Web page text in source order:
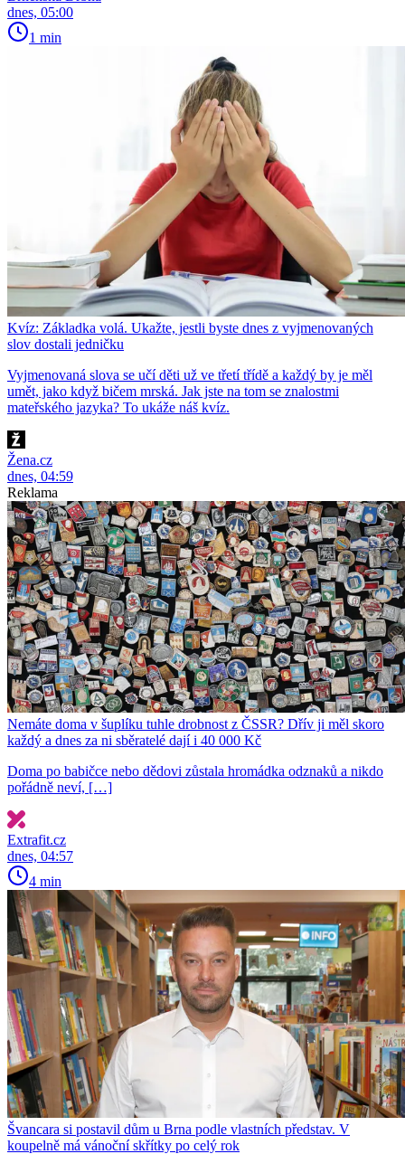
dnes, 05:00
1 min
Kvíz: Základka volá. Ukažte, jestli byste dnes z vyjmenovaných
slov dostali jedničku
Vyjmenovaná slova se učí děti už ve třetí třídě a každý by je měl
umět, jako když bičem mrská. Jak jste na tom se znalostmi
mateřského jazyka? To ukáže náš kvíz.
Žena.cz
dnes, 04:59
Reklama
Nemáte doma v šuplíku tuhle drobnost z ČSSR? Dřív ji měl skoro
každý a dnes za ni sběratelé dají i 40 000 Kč
Doma po babičce nebo dědovi zůstala hromádka odznaků a nikdo
pořádně neví, […]
Extrafit.cz
dnes, 04:57
4 min
Švancara si postavil dům u Brna podle vlastních představ. V
koupelně má vánoční skřítky po celý rok